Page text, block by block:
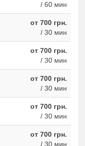
/ 60 мин
от 700 грн.
/ 30 мин
от 700 грн.
/ 30 мин
от 700 грн.
/ 30 мин
от 700 грн.
/ 30 мин
от 700 грн.
/ 30 мин